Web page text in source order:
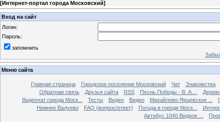
[Интернет-портал города Московский]
Вход на сайт
Логин:
Пароль:
запомнить
Меню сайта
Главная страница Городское поселение Московский Чат
Знакомства
Обратная связь
Друзья сайта RSS Песнь Победы - В. А....
Видеочат города Моск...
Тесты Видео Видео Михайлово-Ярцевское ...
Нижнее Валуево
FAQ (вопрос/ответ) Погода в городе Моск...
Автобус 1040 Видное ...